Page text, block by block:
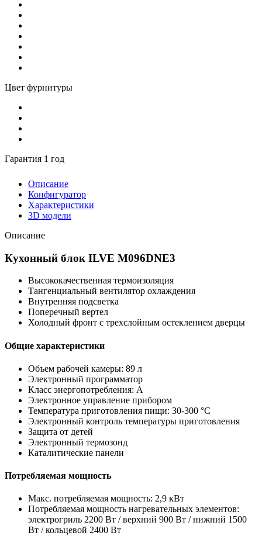
Цвет фурнитуры
Гарантия 1 год
Описание
Конфигуратор
Характеристики
3D модели
Описание
Кухонный блок ILVE M096DNE3
Высококачественная термоизоляция
Тангенциальный вентилятор охлаждения
Внутренняя подсветка
Поперечный вертел
Холодный фронт с трехслойным остеклением дверцы
Общие характеристики
Объем рабочей камеры: 89 л
Электронный программатор
Класс энергопотребления: A
Электронное управление прибором
Температура приготовления пищи: 30-300 °C
Электронный контроль температуры приготовления
Защита от детей
Электронный термозонд
Каталитические панели
Потребляемая мощность
Макс. потребляемая мощность: 2,9 кВт
Потребляемая мощность нагревательных элементов:
электрогриль 2200 Вт / верхний 900 Вт / нижний 1500
Вт / кольцевой 2400 Вт